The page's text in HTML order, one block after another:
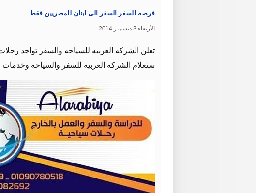
فرصه للسفر السفر الى لبنان للمصريين فقط .
الأربعاء 3 ديسمبر 2014
تعلن الشركه العربيه للسياحه والسفر تواجد
ستعلام الشركه العربيه للسفر والسياحه وخدمات